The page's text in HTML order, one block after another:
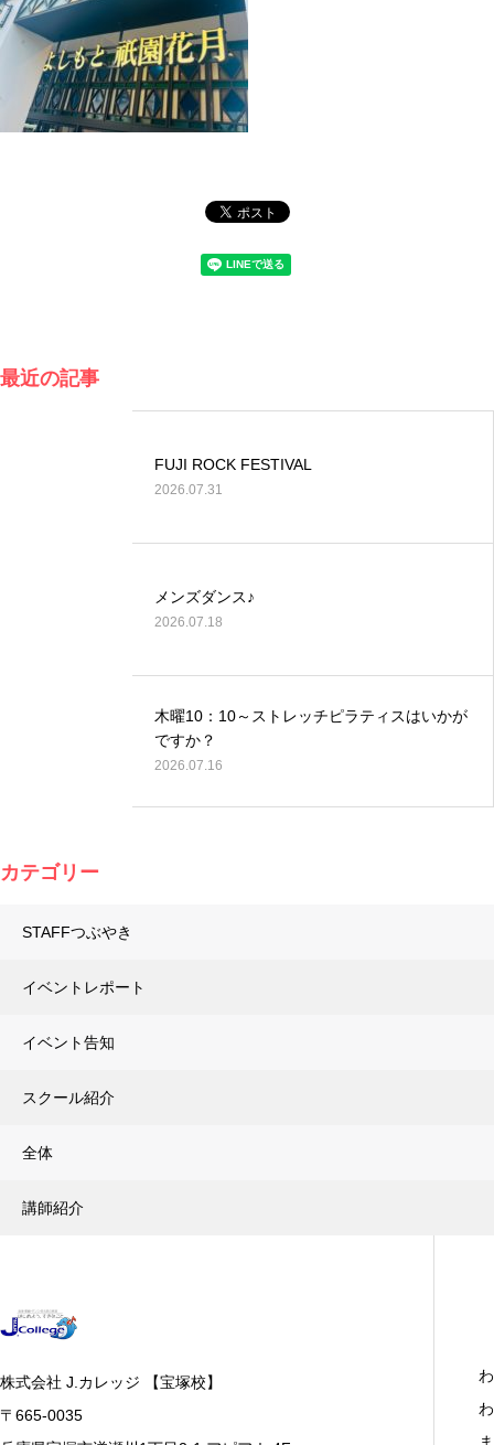
最近の記事
FUJI ROCK FESTIVAL
2026.07.31
メンズダンス♪
2026.07.18
木曜10：10～ストレッチピラティスはいかが
ですか？
2026.07.16
カテゴリー
STAFFつぶやき
イベントレポート
イベント告知
スクール紹介
全体
講師紹介
株式会社 J.カレッジ 【宝塚校】
〒665-0035